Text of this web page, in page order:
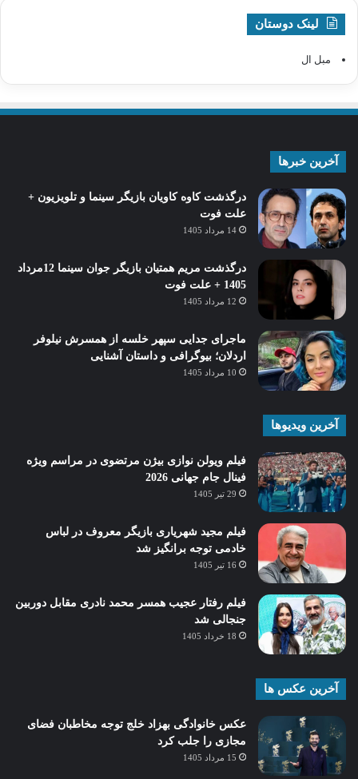
لینک دوستان
مبل ال
آخرین خبرها
درگذشت کاوه کاویان بازیگر سینما و تلویزیون +
علت فوت
14 مرداد 1405
درگذشت مریم همتیان بازیگر جوان سینما 12مرداد
1405 + علت فوت
12 مرداد 1405
ماجرای جدایی سپهر خلسه از همسرش نیلوفر
اردلان؛ بیوگرافی و داستان آشنایی
10 مرداد 1405
آخرین ویدیوها
فیلم ویولن نوازی بیژن مرتضوی در مراسم ویژه
فینال جام جهانی 2026
29 تیر 1405
فیلم مجید شهریاری بازیگر معروف در لباس
خادمی توجه برانگیز شد
16 تیر 1405
فیلم رفتار عجیب همسر محمد نادری مقابل دوربین
جنجالی شد
18 خرداد 1405
آخرین عکس ها
عکس خانوادگی بهزاد خلج توجه مخاطبان فضای
مجازی را جلب کرد
15 مرداد 1405